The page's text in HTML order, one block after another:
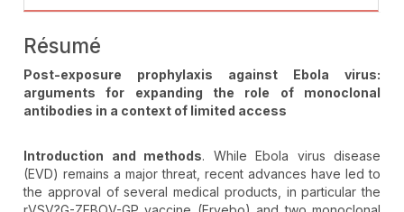
Résumé
Post-exposure prophylaxis against Ebola virus:
arguments for expanding the role of monoclonal
antibodies in a context of limited access
Introduction and methods. While Ebola virus disease
(EVD) remains a major threat, recent advances have led to
the approval of several medical products, in particular the